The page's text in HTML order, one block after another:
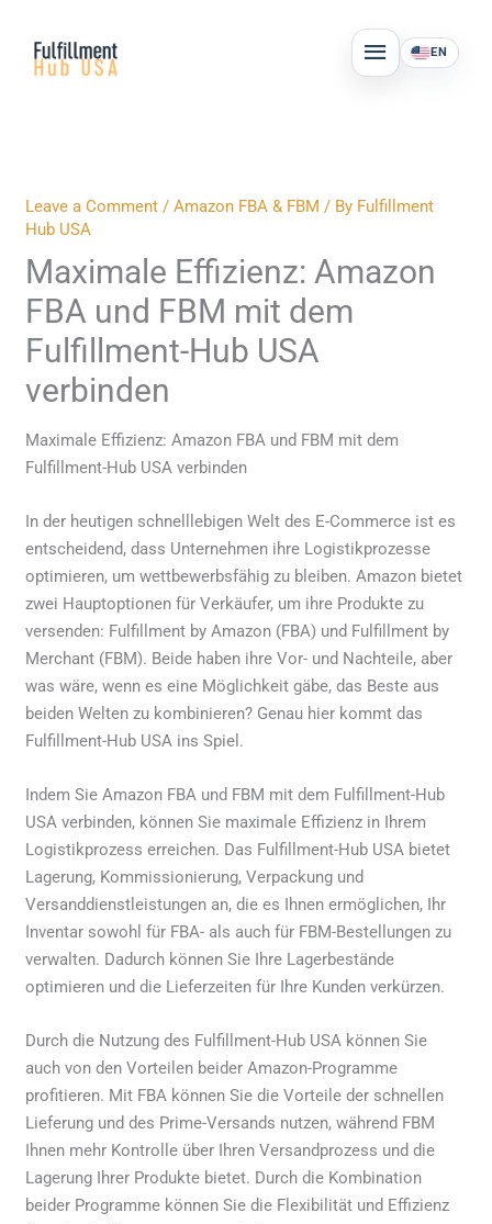
content
MAIN
MENU
EN
Leave a Comment /Amazon FBA & FBM / By Fulfillment
Hub USA
Maximale Effizienz: Amazon
FBA und FBM mit dem
Fulfillment-Hub USA
verbinden
Maximale Effizienz: Amazon FBA und FBM mit dem
Fulfillment-Hub USA verbinden
In der heutigen schnelllebigen Welt des E-Commerce ist es
entscheidend, dass Unternehmen ihre Logistikprozesse
optimieren, um wettbewerbsfähig zu bleiben. Amazon bietet
zwei Hauptoptionen für Verkäufer, um ihre Produkte zu
versenden: Fulfillment by Amazon (FBA) und Fulfillment by
Merchant (FBM). Beide haben ihre Vor- und Nachteile, aber
was wäre, wenn es eine Möglichkeit gäbe, das Beste aus
beiden Welten zu kombinieren? Genau hier kommt das
Fulfillment-Hub USA ins Spiel.
Indem Sie Amazon FBA und FBM mit dem Fulfillment-Hub
USA verbinden, können Sie maximale Effizienz in Ihrem
Logistikprozess erreichen. Das Fulfillment-Hub USA bietet
Lagerung, Kommissionierung, Verpackung und
Versanddienstleistungen an, die es Ihnen ermöglichen, Ihr
Inventar sowohl für FBA- als auch für FBM-Bestellungen zu
verwalten. Dadurch können Sie Ihre Lagerbestände
optimieren und die Lieferzeiten für Ihre Kunden verkürzen.
Durch die Nutzung des Fulfillment-Hub USA können Sie
auch von den Vorteilen beider Amazon-Programme
profitieren. Mit FBA können Sie die Vorteile der schnellen
Lieferung und des Prime-Versands nutzen, während FBM
Ihnen mehr Kontrolle über Ihren Versandprozess und die
Lagerung Ihrer Produkte bietet. Durch die Kombination
beider Programme können Sie die Flexibilität und Effizienz